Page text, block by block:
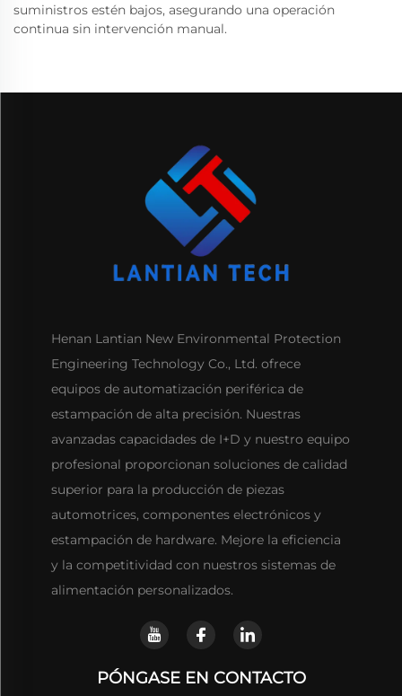
suministros estén bajos, asegurando una operación
continua sin intervención manual.
Henan Lantian New Environmental Protection
Engineering Technology Co., Ltd. ofrece
equipos de automatización periférica de
estampación de alta precisión. Nuestras
avanzadas capacidades de I+D y nuestro equipo
profesional proporcionan soluciones de calidad
superior para la producción de piezas
automotrices, componentes electrónicos y
estampación de hardware. Mejore la eficiencia
y la competitividad con nuestros sistemas de
alimentación personalizados.
PÓNGASE EN CONTACTO